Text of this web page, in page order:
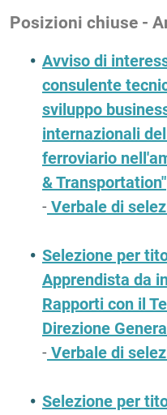
Posizioni chiuse -
Avviso di
consulente
sviluppo
internazionali
ferroviario
& Transportation"
- Verbale di
Selezione per
Apprendista da
Rapporti con il
Direzione
- Verbale di
Selezione per